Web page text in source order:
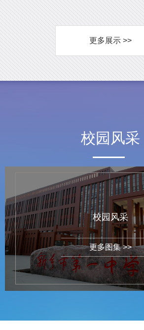
更多展示 >>
校园风采
校园风采
更多图集 >>